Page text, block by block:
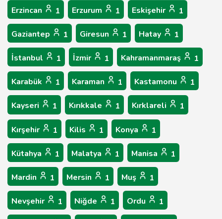
Erzincan 1 Erzurum 1 Eskişehir 1
Gaziantep 1 Giresun 1 Hatay 1
İstanbul 1 İzmir 1 Kahramanmaraş 1
Karabük 1 Karaman 1 Kastamonu 1
Kayseri 1 Kırıkkale 1 Kırklareli 1
Kırşehir 1 Kilis 1 Konya 1
Kütahya 1 Malatya 1 Manisa 1
Mardin 1 Mersin 1 Muş 1
Nevşehir 1 Niğde 1 Ordu 1